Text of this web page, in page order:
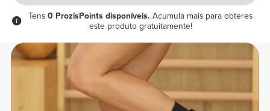
Tens 0 ProzisPoints disponíveis. Acumula mais para obteres
este produto gratuitamente!